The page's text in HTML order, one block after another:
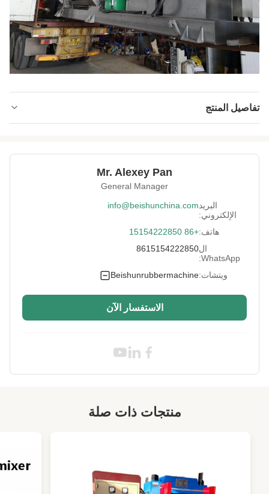
تفاصيل المنتج
Warranty: 18 شهرا
Voltage: طلب العميل
يضاعف المطاط والبلاستيك
After-Sales
Service Provided:
المهندسين المتاحة لخدمة الآلات في الخارج ، الدعم
XK-560 معدات خلط المطاط ISO
,
آلة خلط المطاط خلاط الأسهم 8.95
Mr. Alexey Pan
General Manager
البريد
الإلكتروني:
info@beishunchina.com
هاتف:+86 15154222850
ال
WhatsApp:
8615154222850
ويتشات:Beishunrubbermachine
الاستفسار الآن
منتجات ذات صلة